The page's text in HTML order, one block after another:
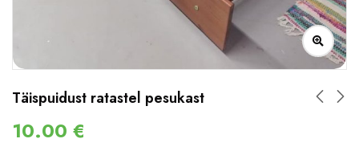
Täispuidust ratastel pesukast
10.00 €